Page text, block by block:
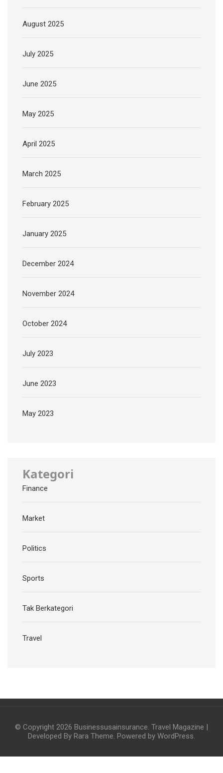
August 2025
July 2025
June 2025
May 2025
April 2025
March 2025
February 2025
January 2025
December 2024
November 2024
October 2024
July 2023
June 2023
May 2023
Kategori
Finance
Market
Politics
Sports
Tak Berkategori
Travel
© Copyright 2026 Businessusainsurance. Travel Magazine |
Developed By Rara Theme. Powered by WordPress.